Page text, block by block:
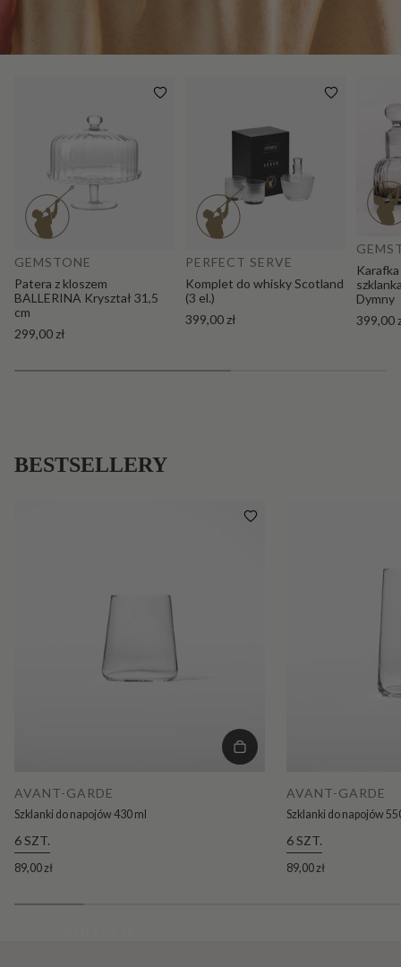
Dodaj do koszyka
GEMSTONE
Patera z kloszem
BALLERINA Kryształ 31,5
cm
299,00 zł
PERFECT SERVE
Komplet do whisky Scotland
(3 el.)
399,00 zł
Dymny
399,00
BESTSELLERY
AVANT-GARDE
Szklanki do napojów 430 ml
6 SZT.
89,00 zł
AVANT-GARDE
Szklanki do napojów
6 SZT.
89,00 zł